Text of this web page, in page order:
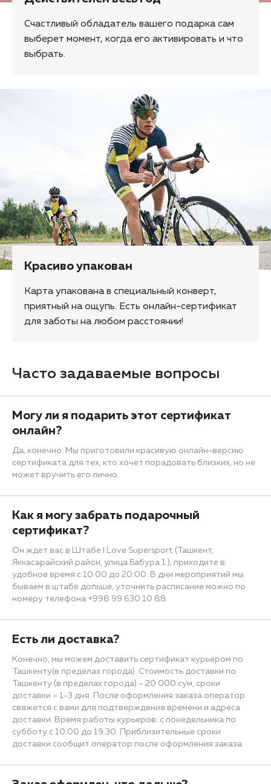
Счастливый обладатель вашего подарка сам
выберет момент, когда его активировать и что
выбрать.
Красиво упакован
Карта упакована в специальный конверт,
приятный на ощупь. Есть онлайн-сертификат
для заботы на любом расстоянии!
Часто задаваемые вопросы
Могу ли я подарить этот сертификат
онлайн?
Да, конечно. Мы приготовили красивую онлайн-версию
сертификата для тех, кто хочет порадовать близких, но не
может вручить его лично.
Как я могу забрать подарочный
сертификат?
Он ждет вас в Штабе I Love Supersport (Ташкент,
Яккасарайский район, улица Бабура 1.), приходите в
удобное время с 10:00 до 20:00. В дни мероприятий мы
бываем в штабе дольше, уточнить расписание можно по
номеру телефона +998 99 630 10 88
Есть ли доставка?
Конечно, мы можем доставить сертификат курьером по
Ташкенту(в пределах города). Стоимость доставки по
Ташкенту (в пределах города) – 20 000 сум, сроки
доставки – 1-3 дня. После оформления заказа оператор
свяжется с вами для подтверждения времени и адреса
доставки. Время работы курьеров: с понедельника по
субботу с 10:00 до 19:30. Приблизительные сроки
доставки сообщит оператор после оформления заказа.